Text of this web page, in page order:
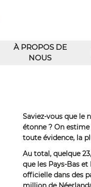
À PROPOS DE
NOUS
Saviez-vous que le
étonne ? On
toute évidence, la
Au total, quelque
que les Pays-Bas
officielle dans des